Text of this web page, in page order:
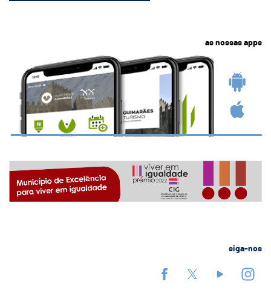
as nossas apps
siga-nos